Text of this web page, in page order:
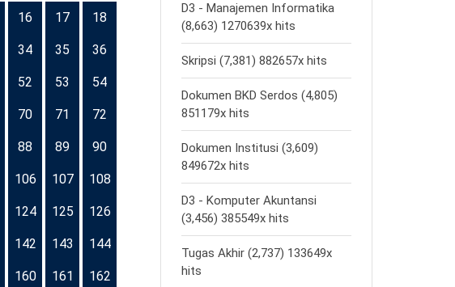
16 17 18
34 35 36
52 53 54
70 71 72
88 89 90
106 107 108
124 125 126
142 143 144
160 161 162
D3 - Manajemen Informatika
(8,663) 1270639x hits
Skripsi (7,381) 882657x hits
Dokumen BKD Serdos (4,805)
851179x hits
Dokumen Institusi (3,609)
849672x hits
D3 - Komputer Akuntansi
(3,456) 385549x hits
Tugas Akhir (2,737) 133649x
hits